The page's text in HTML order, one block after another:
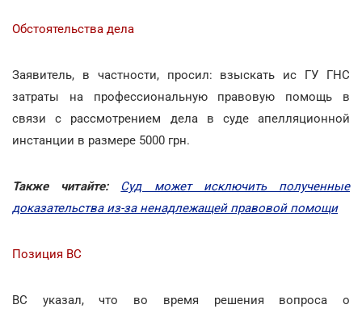
Обстоятельства дела
Заявитель, в частности, просил: взыскать ис ГУ ГНС
затраты на профессиональную правовую помощь в
связи с рассмотрением дела в суде апелляционной
инстанции в размере 5000 грн.
Также читайте: Суд может исключить полученные
доказательства из-за ненадлежащей правовой помощи
Позиция ВС
ВС указал, что во время решения вопроса о